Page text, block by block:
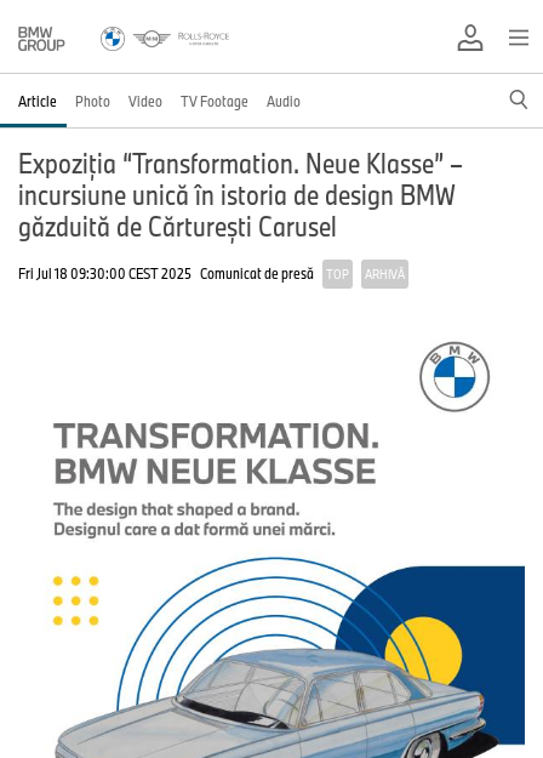
Article Photo Video TV Footage Audio
Expoziţia “Transformation. Neue Klasse” –
incursiune unică în istoria de design BMW
găzduită de Cărtureşti Carusel
Fri Jul 18 09:30:00 CEST 2025 Comunicat de presă TOP ARHIVĂ